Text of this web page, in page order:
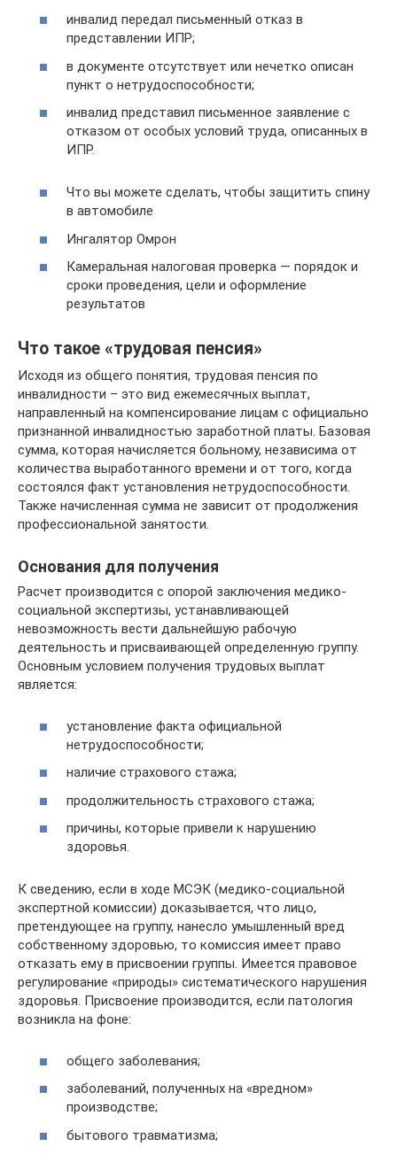
инвалид передал письменный отказ в
представлении ИПР;
в документе отсутствует или нечетко описан
пункт о нетрудоспособности;
инвалид представил письменное заявление с
отказом от особых условий труда, описанных в
ИПР.
Что вы можете сделать, чтобы защитить спину
в автомобиле
Ингалятор Омрон
Камеральная налоговая проверка — порядок и
сроки проведения, цели и оформление
результатов
Что такое «трудовая пенсия»
Исходя из общего понятия, трудовая пенсия по
инвалидности – это вид ежемесячных выплат,
направленный на компенсирование лицам с официально
признанной инвалидностью заработной платы. Базовая
сумма, которая начисляется больному, независима от
количества выработанного времени и от того, когда
состоялся факт установления нетрудоспособности.
Также начисленная сумма не зависит от продолжения
профессиональной занятости.
Основания для получения
Расчет производится с опорой заключения медико-
социальной экспертизы, устанавливающей
невозможность вести дальнейшую рабочую
деятельность и присваивающей определенную группу.
Основным условием получения трудовых выплат
является:
установление факта официальной
нетрудоспособности;
наличие страхового стажа;
продолжительность страхового стажа;
причины, которые привели к нарушению
здоровья.
К сведению, если в ходе МСЭК (медико-социальной
экспертной комиссии) доказывается, что лицо,
претендующее на группу, нанесло умышленный вред
собственному здоровью, то комиссия имеет право
отказать ему в присвоении группы. Имеется правовое
регулирование «природы» систематического нарушения
здоровья. Присвоение производится, если патология
возникла на фоне:
общего заболевания;
заболеваний, полученных на «вредном»
производстве;
бытового травматизма;